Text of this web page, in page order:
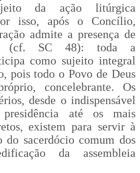
da ação litúrgica
isso, após o Concílio,
admite a presença de
(cf. SC 48): toda a
como sujeito integral
pois todo o Povo de Deus
concelebrante. Os
desde o indispensável
até os mais
existem para servir à
do sacerdócio comum dos
da assembleia